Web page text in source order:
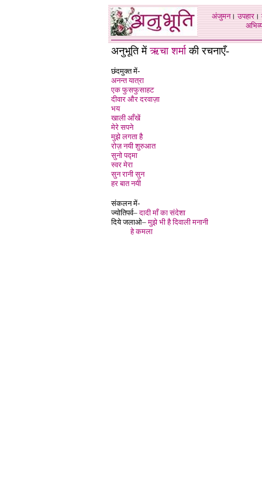
अंजुमन।उपहार।
अनुभूति मेंऋचा शर्माकी रचनाएँ-
छंदमुक्त में-
अनन्त यात्रा
एक फुसफुसाहट
दीवार और दरवाज़ा
भय
खाली आँखें
मेरे सपने
मुझे लगता है
रोज़ नयी शुरुआत
सुनो पद्मा
स्वर मेरा
सुन रानी सुन
हर बात नयी
संकलन में-
ज्योतिपर्व–दादी माँ का संदेशा
दिये जलाओ–मुझे भी है दिवाली मनानी
हे कमला